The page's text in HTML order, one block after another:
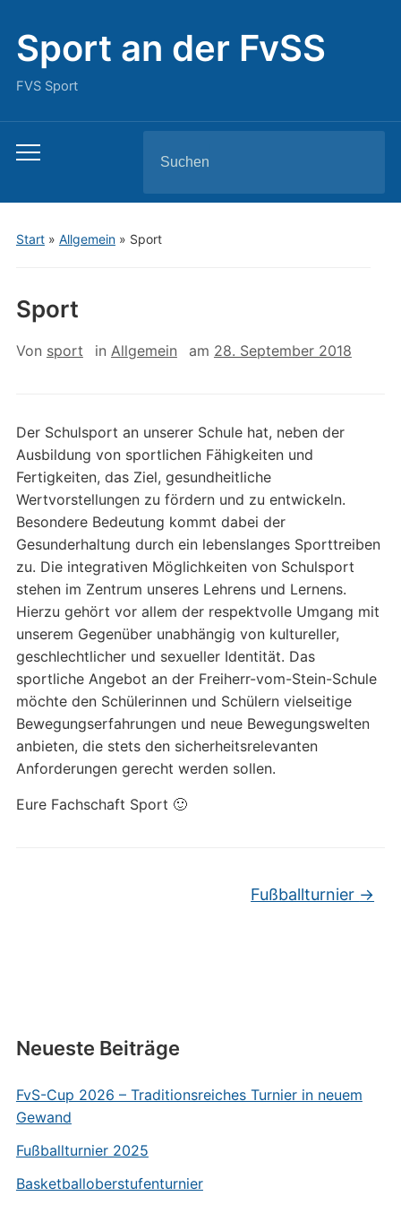
Sport an der FvSS
FVS Sport
Toggle
menu
for:
Start» Allgemein» Sport
Sport
Von sport in Allgemein am 28. September 2018
Der Schulsport an unserer Schule hat, neben der
Ausbildung von sportlichen Fähigkeiten und
Fertigkeiten, das Ziel, gesundheitliche
Wertvorstellungen zu fördern und zu entwickeln.
Besondere Bedeutung kommt dabei der
Gesunderhaltung durch ein lebenslanges Sporttreiben
zu. Die integrativen Möglichkeiten von Schulsport
stehen im Zentrum unseres Lehrens und Lernens.
Hierzu gehört vor allem der respektvolle Umgang mit
unserem Gegenüber unabhängig von kultureller,
geschlechtlicher und sexueller Identität. Das
sportliche Angebot an der Freiherr-vom-Stein-Schule
möchte den Schülerinnen und Schülern vielseitige
Bewegungserfahrungen und neue Bewegungswelten
anbieten, die stets den sicherheitsrelevanten
Anforderungen gerecht werden sollen.
Eure Fachschaft Sport 🙂
Fußballturnier →
Neueste Beiträge
FvS-Cup 2026 – Traditionsreiches Turnier in neuem
Gewand
Fußballturnier 2025
Basketballoberstufenturnier